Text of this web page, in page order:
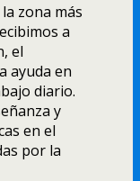
zona más
a
el
ayuda en
diario.
y
en el
por la